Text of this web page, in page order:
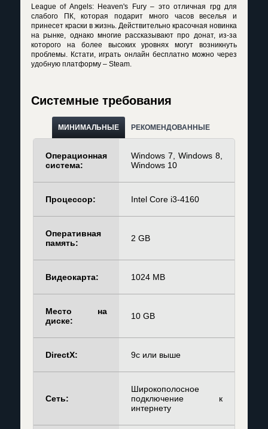
League of Angels: Heaven's Fury – это отличная rpg для
слабого ПК, которая подарит много часов веселья и
принесет краски в жизнь. Действительно красочная новинка
на рынке, однако многие рассказывают про донат, из-за
которого на более высоких уровнях могут возникнуть
проблемы. Кстати, играть онлайн бесплатно можно через
удобную платформу – Steam.
Системные требования
МИНИМАЛЬНЫЕ РЕКОМЕНДОВАННЫЕ
Операционная
система:
Windows 7, Windows 8,
Windows 10
Процессор: Intel Core i3-4160
Оперативная
память:
2 GB
Видеокарта: 1024 MB
Место на
диске:
10 GB
DirectX: 9с или выше
Сеть:
Широкополосное
подключение к
интернету